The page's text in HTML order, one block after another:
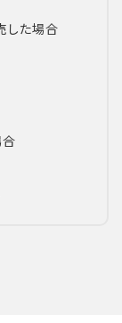
した場合